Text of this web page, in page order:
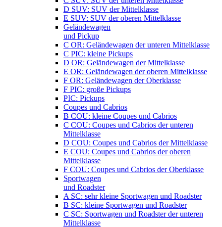
D SUV: SUV der Mittelklasse
E SUV: SUV der oberen Mittelklasse
Geländewagen
und Pickup
C OR: Geländewagen der unteren Mittelklasse
C PIC: kleine Pickups
D OR: Geländewagen der Mittelklasse
E OR: Geländewagen der oberen Mittelklasse
F OR: Geländewagen der Oberklasse
F PIC: große Pickups
PIC: Pickups
Coupes und Cabrios
B COU: kleine Coupes und Cabrios
C COU: Coupes und Cabrios der unteren
Mittelklasse
D COU: Coupes und Cabrios der Mittelklasse
E COU: Coupes und Cabrios der oberen
Mittelklasse
F COU: Coupes und Cabrios der Oberklasse
Sportwagen
und Roadster
A SC: sehr kleine Sportwagen und Roadster
B SC: kleine Sportwagen und Roadster
C SC: Sportwagen und Roadster der unteren
Mittelklasse